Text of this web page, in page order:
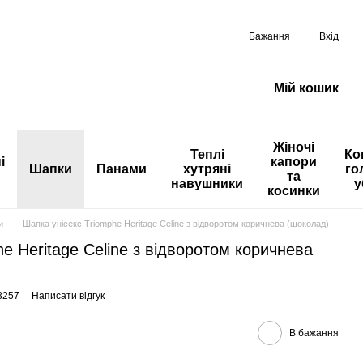
Бажання Вхід
Мій кошик
Шапки Панами
Теплі
хутряні
навушники
Жіночі
капори
та
косинки
Шапка унісекс Triomphe Heritage Celine з відворотом коричнева (шоколад)
Heritage Celine з відворотом коричнева
Написати відгук
В бажання